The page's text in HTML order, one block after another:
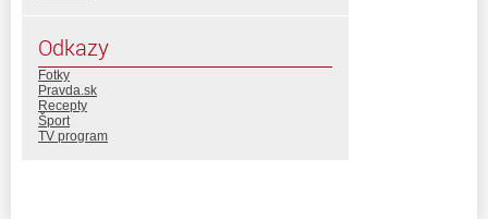
Odkazy
Fotky
Pravda.sk
Recepty
Šport
TV program